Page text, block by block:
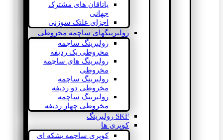
یاتاقان های مشترک
جهانی
اجزای غلتک سوزنی
رولبرینگهای ساچمه مخروطی
رولبرینگ ساچمه
مخروطی یک ردیفه
رولبرینگ های ساچمه
مخروطی
رولبرینگ ساچمه
مخروطی دو ردیفه
رولبرینگ ساچمه
مخروطی چهار ردیفه
SKF رولبرینگ
کوپری ها
کوپری ساچمه بشکه ای